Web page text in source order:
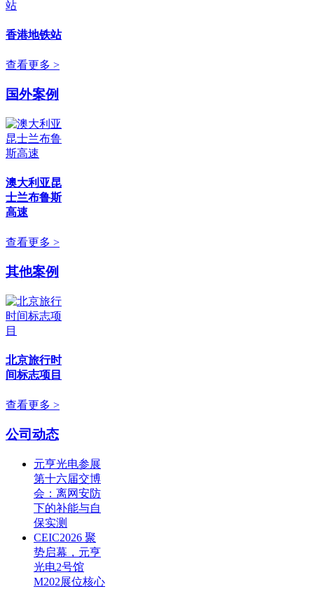
香港地铁站
查看更多 >
国外案例
澳大利亚昆
士兰布鲁斯
高速
查看更多 >
其他案例
北京旅行时
间标志项目
查看更多 >
公司动态
元亨光电参展
第十六届交博
会：离网安防
下的补能与自
保实测
CEIC2026 聚
势启幕，元亨
光电2号馆
M202展位核心